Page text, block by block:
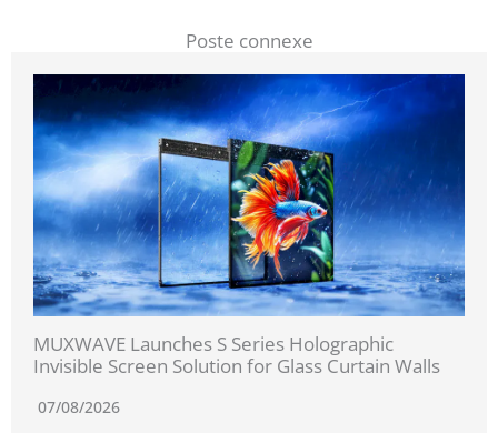
Poste connexe
MUXWAVE Launches S Series Holographic
Invisible Screen Solution for Glass Curtain Walls
07/08/2026